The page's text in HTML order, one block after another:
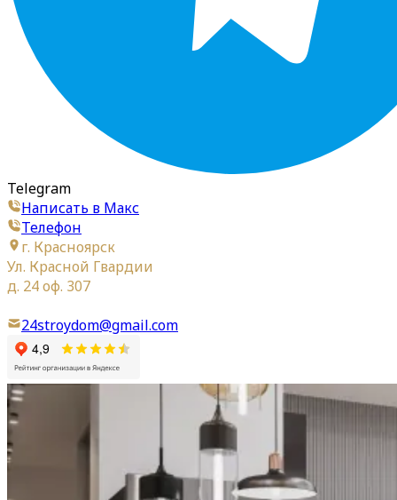
Telegram
Написать в Макс
Телефон
г. Красноярск
Ул. Красной Гвардии
д. 24 оф. 307
24stroydom@gmail.com